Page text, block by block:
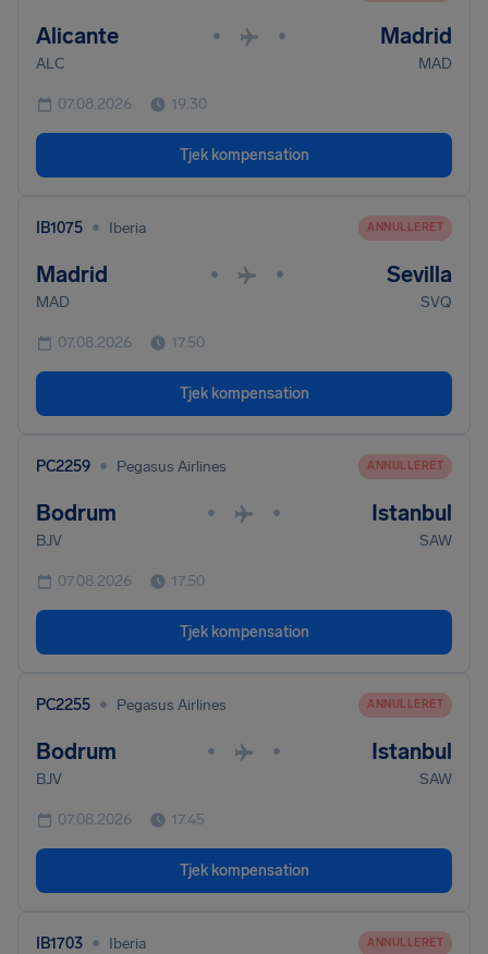
Alicante • • Madrid
ALC MAD
07.08.2026 19.30
Tjek kompensation
IB1075 • Iberia ANNULLERET
Madrid • • Sevilla
MAD SVQ
07.08.2026 17.50
Tjek kompensation
PC2259 • Pegasus Airlines ANNULLERET
Bodrum • • Istanbul
BJV SAW
07.08.2026 17.50
Tjek kompensation
PC2255 • Pegasus Airlines ANNULLERET
Bodrum • • Istanbul
BJV SAW
07.08.2026 17.45
Tjek kompensation
IB1703 • Iberia ANNULLERET